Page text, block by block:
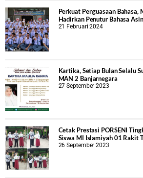
Perkuat Penguasaan Bahasa,
Hadirkan Penutur Bahasa
21 Februari 2024
Kartika, Setiap Bulan Selalu
MAN 2 Banjarnegara
27 September 2023
Cetak Prestasi PORSENI
Siswa MI Islamiyah 01 Rakit
26 September 2023